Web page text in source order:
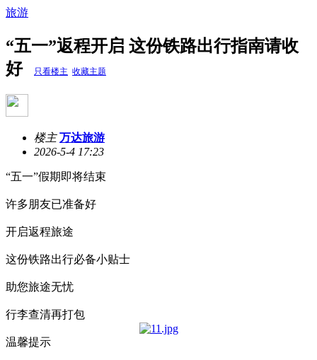
旅游
“五一”返程开启 这份铁路出行指南请收
好
只看楼主 收藏主题
楼主 万达旅游
2026-5-4 17:23
“五一”假期即将结束
许多朋友已准备好
开启返程旅途
这份铁路出行必备小贴士
助您旅途无忧
行李查清再打包
温馨提示